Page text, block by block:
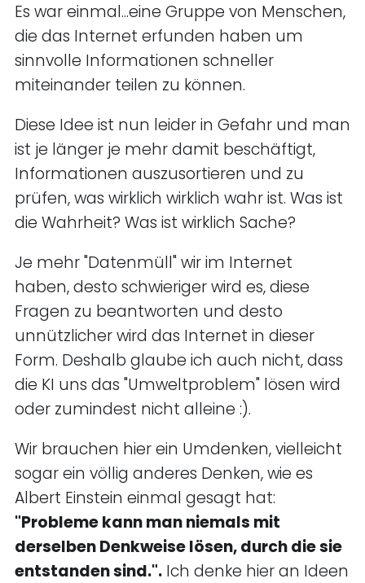
Es war einmal...eine Gruppe von Menschen,
die das Internet erfunden haben um
sinnvolle Informationen schneller
miteinander teilen zu können.
Diese Idee ist nun leider in Gefahr und man
ist je länger je mehr damit beschäftigt,
Informationen auszusortieren und zu
prüfen, was wirklich wirklich wahr ist. Was ist
die Wahrheit? Was ist wirklich Sache?
Je mehr "Datenmüll" wir im Internet
haben, desto schwieriger wird es, diese
Fragen zu beantworten und desto
unnützlicher wird das Internet in dieser
Form. Deshalb glaube ich auch nicht, dass
die KI uns das "Umweltproblem" lösen wird
oder zumindest nicht alleine :).
Wir brauchen hier ein Umdenken, vielleicht
sogar ein völlig anderes Denken, wie es
Albert Einstein einmal gesagt hat:
"Probleme kann man niemals mit
derselben Denkweise lösen, durch die sie
entstanden sind.". Ich denke hier an Ideen